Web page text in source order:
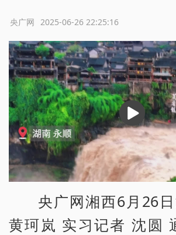
2025-06-26 22:25:16
央广网
播
放
央广网湘西6月26
黄珂岚 实习记者 沈圆